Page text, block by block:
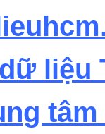
liệu